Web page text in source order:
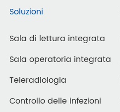
Soluzioni
Sala di lettura integrata
Sala operatoria integrata
Teleradiologia
Controllo delle infezioni